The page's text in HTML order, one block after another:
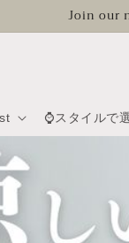
Join our
⌚スタイルで